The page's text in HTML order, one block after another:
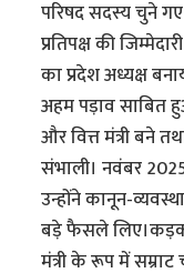
परिषद सदस्य चुने
प्रतिपक्ष की
का प्रदेश अध्यक्ष
अहम पड़ाव साबित
और वित्त मंत्री बने
संभाली। नवंबर
उन्होंने कानून-
बड़े फैसले
मंत्री के रूप में